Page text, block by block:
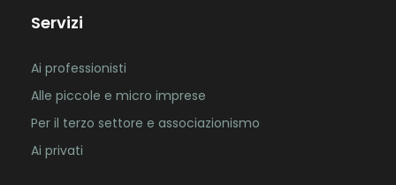
Servizi
Ai professionisti
Alle piccole e micro imprese
Per il terzo settore e associazionismo
Ai privati